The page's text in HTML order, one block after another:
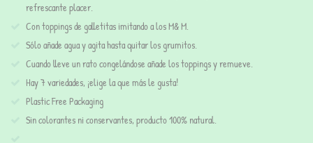
refrescante placer.
Con toppings de galletitas imitando a los M& M.
Sólo añade agua y agita hasta quitar los grumitos.
Cuando lleve un rato congelándose añade los toppings y remueve.
Hay 7 variedades, ¡elige la que más le gusta!
Plastic Free Packaging
Sin colorantes ni conservantes, producto 100% natural.